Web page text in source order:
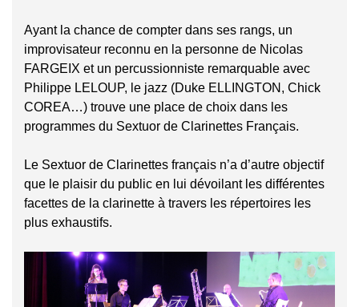
Ayant la chance de compter dans ses rangs, un
improvisateur reconnu en la personne de Nicolas
FARGEIX et un percussionniste remarquable avec
Philippe LELOUP, le jazz (Duke ELLINGTON, Chick
COREA…) trouve une place de choix dans les
programmes du Sextuor de Clarinettes Français.
Le Sextuor de Clarinettes français n’a d’autre objectif
que le plaisir du public en lui dévoilant les différentes
facettes de la clarinette à travers les répertoires les
plus exhaustifs.